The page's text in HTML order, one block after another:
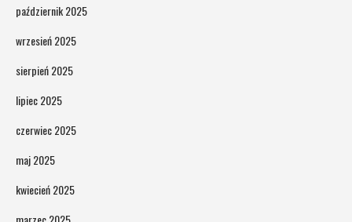
październik 2025
wrzesień 2025
sierpień 2025
lipiec 2025
czerwiec 2025
maj 2025
kwiecień 2025